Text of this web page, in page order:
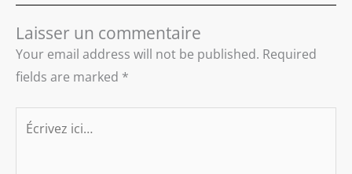
Laisser un commentaire
Your email address will not be published. Required
fields are marked *
Écrivez